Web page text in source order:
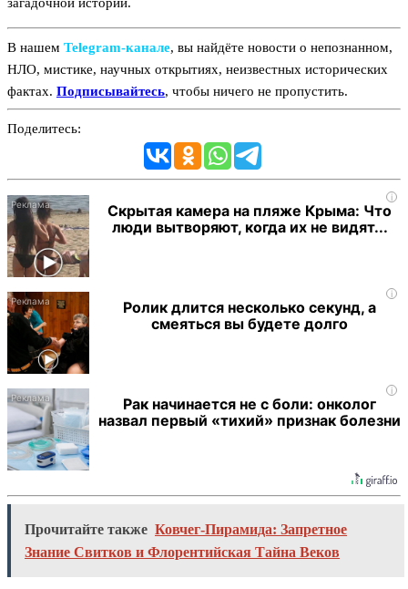
В нашем Telegram‑канале, вы найдёте новости о непознанном,
НЛО, мистике, научных открытиях, неизвестных исторических
фактах. Подписывайтесь, чтобы ничего не пропустить.
Поделитесь:
i
Скрытая камера на пляже Крыма: Что
люди вытворяют, когда их не видят...
i
Ролик длится несколько секунд, а
смеяться вы будете долго
i
Рак начинается не с боли: онколог
назвал первый «тихий» признак болезни
Прочитайте также Ковчег-Пирамида: Запретное
Знание Свитков и Флорентийская Тайна Веков